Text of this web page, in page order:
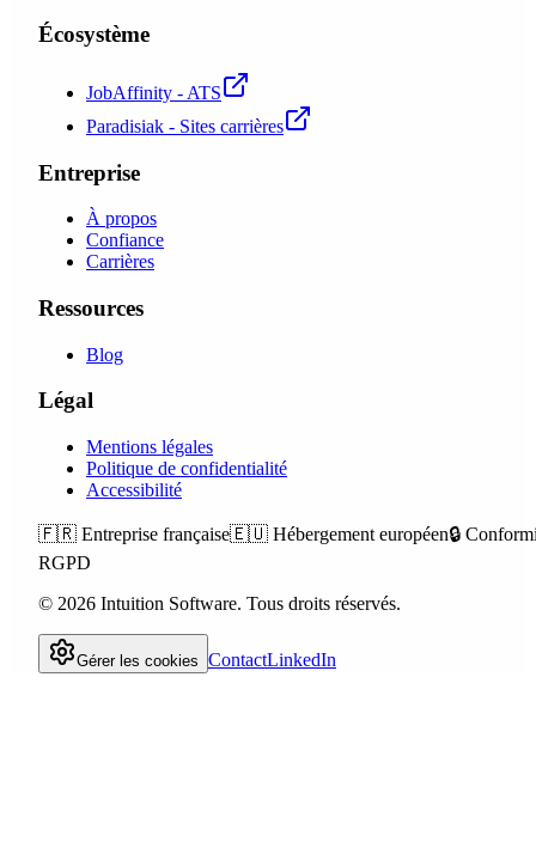
Écosystème
JobAffinity - ATS
Paradisiak - Sites carrières
Entreprise
À propos
Confiance
Carrières
Ressources
Blog
Légal
Mentions légales
Politique de confidentialité
Accessibilité
🇫🇷 Entreprise française🇪🇺 Hébergement européen🔒
RGPD
© 2026 Intuition Software. Tous droits réservés.
Gérer les cookies ContactLinkedIn